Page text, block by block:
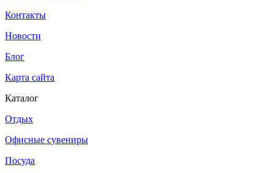
Контакты
Новости
Блог
Карта сайта
Каталог
Отдых
Офисные сувениры
Посуда